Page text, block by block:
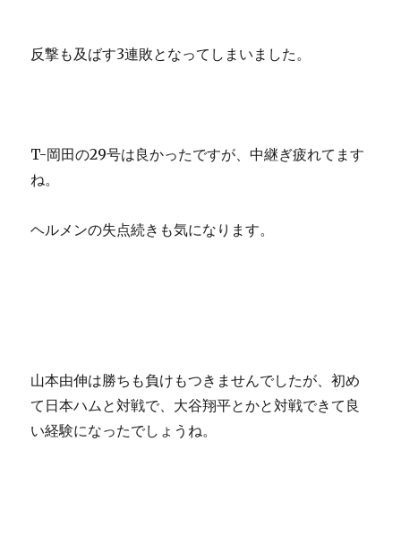
反撃も及ばす3連敗となってしまいました。
T-岡田の29号は良かったですが、中継ぎ疲れてます
ね。
ヘルメンの失点続きも気になります。
山本由伸は勝ちも負けもつきませんでしたが、初め
て日本ハムと対戦で、大谷翔平とかと対戦できて良
い経験になったでしょうね。